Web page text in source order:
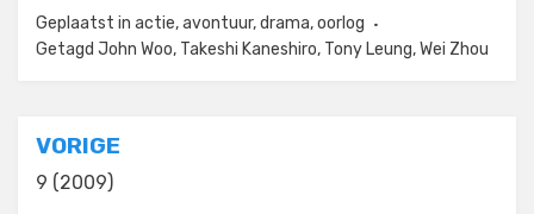
Geplaatst in actie,avontuur,drama,oorlog
Getagd John Woo, Takeshi Kaneshiro, Tony Leung,Wei Zhou
Bericht
navigatie
VORIGE
9 (2009)